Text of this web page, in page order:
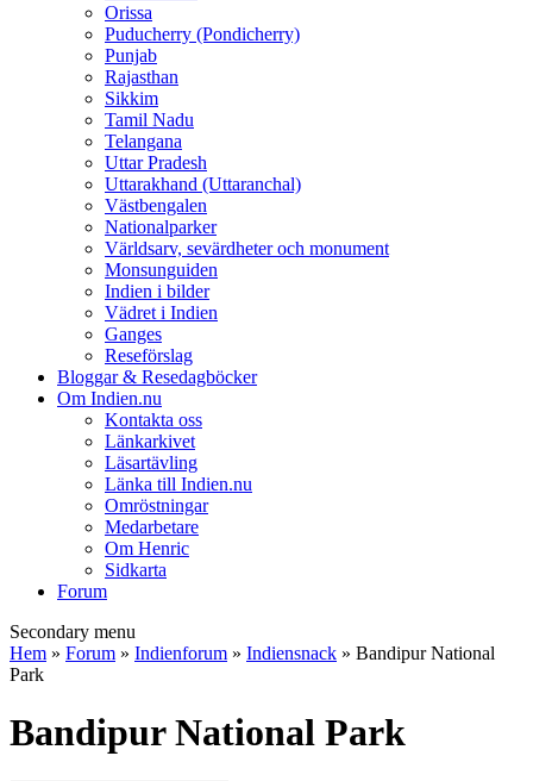
Orissa
Puducherry (Pondicherry)
Punjab
Rajasthan
Sikkim
Tamil Nadu
Telangana
Uttar Pradesh
Uttarakhand (Uttaranchal)
Västbengalen
Nationalparker
Världsarv, sevärdheter och monument
Monsunguiden
Indien i bilder
Vädret i Indien
Ganges
Reseförslag
Bloggar & Resedagböcker
Om Indien.nu
Kontakta oss
Länkarkivet
Läsartävling
Länka till Indien.nu
Omröstningar
Medarbetare
Om Henric
Sidkarta
Forum
Secondary menu
Hem » Forum » Indienforum » Indiensnack » Bandipur National
Park
Bandipur National Park